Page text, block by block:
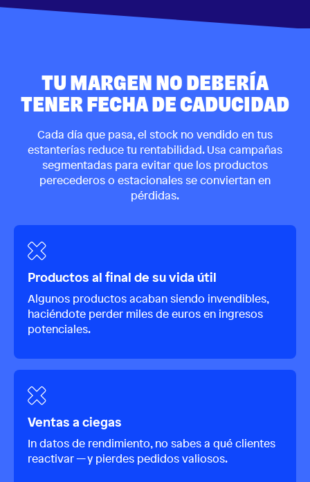
TU MARGEN NO DEBERÍA
TENER FECHA DE CADUCIDAD
Cada día que pasa, el stock no vendido en tus
estanterías reduce tu rentabilidad. Usa campañas
segmentadas para evitar que los productos
perecederos o estacionales se conviertan en
pérdidas.
Productos al final de su vida útil
Algunos productos acaban siendo invendibles,
haciéndote perder miles de euros en ingresos
potenciales.
Ventas a ciegas
In datos de rendimiento, no sabes a qué clientes
reactivar — y pierdes pedidos valiosos.